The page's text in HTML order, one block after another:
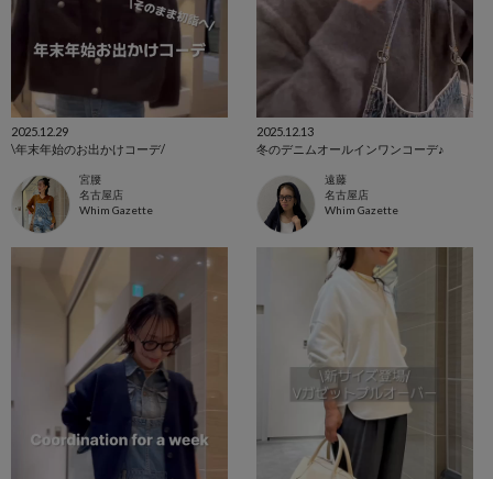
2025.12.29
\年末年始のお出かけコーデ/
宮腰
名古屋店
Whim Gazette
2025.12.13
冬のデニムオールインワンコーデ♪
遠藤
名古屋店
Whim Gazette